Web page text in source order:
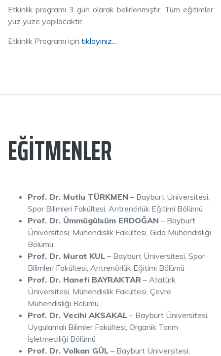
Etkinlik programı 3 gün olarak belirlenmiştir. Tüm eğitimler
yüz yüze yapılacaktır.
Etkinlik Programı için tıklayınız...
EĞITMENLER
Prof. Dr. Mutlu TÜRKMEN – Bayburt Üniversitesi,
Spor Bilimleri Fakültesi, Antrenörlük Eğitimi Bölümü
Prof. Dr. Ümmügülsüm ERDOĞAN – Bayburt
Üniversitesi, Mühendislik Fakültesi, Gıda Mühendisliği
Bölümü
Prof. Dr. Murat KUL – Bayburt Üniversitesi, Spor
Bilimleri Fakültesi, Antrenörlük Eğitimi Bölümü
Prof. Dr. Hanefi BAYRAKTAR – Atatürk
Üniversitesi, Mühendislik Fakültesi, Çevre
Mühendisliği Bölümü
Prof. Dr. Vecihi AKSAKAL – Bayburt Üniversitesi,
Uygulamalı Bilimler Fakültesi, Organik Tarım
İşletmeciliği Bölümü
Prof. Dr. Volkan GÜL – Bayburt Üniversitesi,